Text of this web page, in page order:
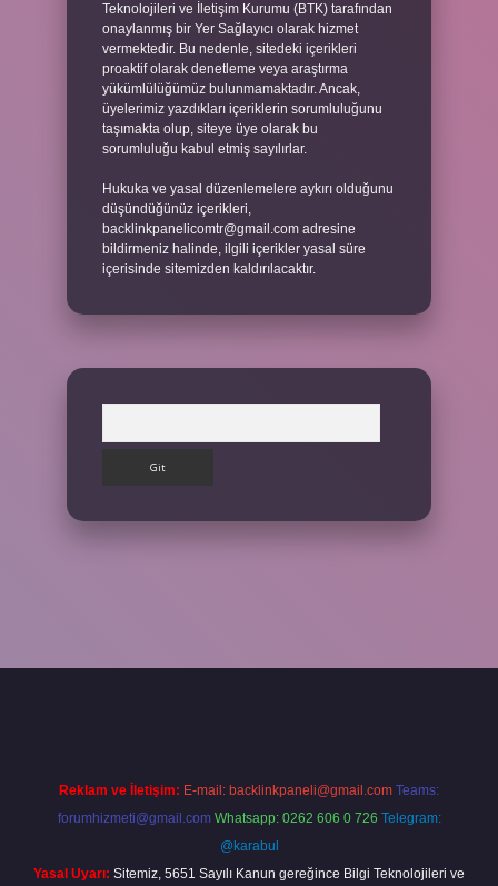
Teknolojileri ve İletişim Kurumu (BTK) tarafından
onaylanmış bir Yer Sağlayıcı olarak hizmet
vermektedir. Bu nedenle, sitedeki içerikleri
proaktif olarak denetleme veya araştırma
yükümlülüğümüz bulunmamaktadır. Ancak,
üyelerimiz yazdıkları içeriklerin sorumluluğunu
taşımakta olup, siteye üye olarak bu
sorumluluğu kabul etmiş sayılırlar.
Hukuka ve yasal düzenlemelere aykırı olduğunu
düşündüğünüz içerikleri,
backlinkpanelicomtr@gmail.com adresine
bildirmeniz halinde, ilgili içerikler yasal süre
içerisinde sitemizden kaldırılacaktır.
Reklam ve İletişim: E-mail: backlinkpaneli@gmail.com Teams:
forumhizmeti@gmail.com Whatsapp: 0262 606 0 726 Telegram:
@karabul
Yasal Uyarı: Sitemiz, 5651 Sayılı Kanun gereğince Bilgi Teknolojileri ve